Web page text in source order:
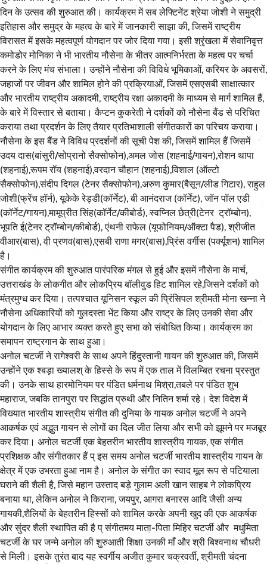
दिन के उत्सव की शुरुआत की। कार्यक्रम में सब लेफ्टिनेंट श्रेया जोशी ने समुद्री
इतिहास और समुद्र के महत्व के बारे में जानकारी साझा की, जिसमें राष्ट्रीय
विरासत में इसके महत्वपूर्ण योगदान पर जोर दिया गया। इसी श्रृंखला में सेवानिवृत्त
कमोडोर मोनिका ने भी भारतीय नौसेना के भीतर आत्मनिर्भरता के महत्व पर चर्चा
करने के लिए मंच संभाला। उन्होंने नौसेना की विविध भूमिकाओं, करियर के अवसरों,
जहाजों पर जीवन और शामिल होने की प्रक्रियाओं, जिसमें एसएसबी साक्षात्कार
और भारतीय राष्ट्रीय अकादमी, राष्ट्रीय रक्षा अकादमी के माध्यम से मार्ग शामिल हैं,
के बारे में विस्तार से बताया। कैप्टन कुकरेती ने दर्शकों को नौसेना बैंड से परिचित
कराया तथा प्रदर्शन के लिए तैयार प्रतिभाशाली संगीतकारों का परिचय कराया।
नौसेना के इस बैंड ने विविध प्रदर्शनों की सूची पेश की, जिसमें शामिल हैं जिसमें
उदय दास(बांसुरी/सोप्रानो सैक्सोफोन),अमल जोस (शहनाई/गायन),रोशन थापा
(शहनाई),रूपम रॉय (शहनाई),वरदान चौहान (शहनाई),विशाल (ऑल्टो
सैक्सोफोन),संदीप दिगल (टेनर सैक्सोफोन),अरुण कुमार(बैसून/लीड गिटार), राहुल
जोशी(फ्रेंच हॉर्न), यूकेके रेड्डी(कॉर्नेट), बी आनंदराज (कॉर्नेट), जॉन पॉल एडी
(कॉर्नेट/गायन),मामूप्रीत सिंह(कॉर्नेट/कीबोर्ड), स्वप्निल छेत्री(टेनर ट्रॉम्बोन),
भूपति ई(टेनर ट्रॉम्बोन/कीबोर्ड), एंथनी राफेल (यूफोनियम/ऑक्टा पैड), श्रीजीत
वीआर(बास), वी प्रणव(बास),एसबी राणा मगर(बास),प्रिंस वर्गीस (पर्क्यूशन) शामिल
है।
संगीत कार्यक्रम की शुरुआत पारंपरिक मंगल से हुई और इसमें नौसेना के मार्च,
उत्तराखंड के लोकगीत और लोकप्रिय बॉलीवुड हिट शामिल रहे,जिसने दर्शकों को
मंत्रमुग्ध कर दिया। तत्पश्चात यूनिसन स्कूल की प्रिंसिपल श्रीमती मोना खन्ना ने
नौसेना अधिकारियों को गुलदस्ता भेंट किया और राष्ट्र के लिए उनकी सेवा और
योगदान के लिए आभार व्यक्त करते हुए सभा को संबोधित किया। कार्यक्रम का
समापन राष्ट्रगान के साथ हुआ।
अनोल चटर्जी ने रागेश्वरी के साथ अपने हिंदुस्तानी गायन की शुरुआत की, जिसमें
उन्होंने एक श्बड़ा ख्यालश् के हिस्से के रूप में एक ताल में विलम्बित रचना प्रस्तुत
की। उनके साथ हारमोनियम पर पंडित धर्मनाथ मिश्रा,तबले पर पंडित शुभ
महाराज, जबकि तानपुरा पर सिद्धांत प्रुथी और नितिन शर्मा रहे। देश विदेश में
विख्यात भारतीय शास्त्रीय संगीत की दुनिया के गायक अनोल चटर्जी ने अपने
आकर्षक एवं अद्भुत गायन से लोगों का दिल जीत लिया और सभी को झूमने पर मजबूर
कर दिया। अनोल चटर्जी एक बेहतरीन भारतीय शास्त्रीय गायक, एक संगीत
प्रशिक्षक और संगीतकार हैं प् इस समय अनोल चटर्जी भारतीय शास्त्रीय गायन के
क्षेत्र में एक उभरता हुआ नाम है। अनोल के संगीत का स्वाद मूल रूप से पटियाला
घराने की शैली है, जिसे महान उस्ताद बड़े गुलाम अली खान साहब ने लोकप्रिय
बनाया था, लेकिन अनोल ने किराना, जयपुर, आगरा बनारस आदि जैसी अन्य
गायकी,शैलियों के बेहतरीन हिस्सों को शामिल करके अपनी खुद की एक आकर्षक
और सुंदर शैली स्थापित की है प् संगीतमय माता-पिता मिहिर चटर्जी और मधुमिता
चटर्जी के घर जन्मे अनोल की शुरुआती शिक्षा उनकी माँ और श्री बिश्वनाथ चौधरी
से मिली। इसके तुरंत बाद यह स्वर्गीय अजीत कुमार चक्रवर्ती, श्रीमती चंदना